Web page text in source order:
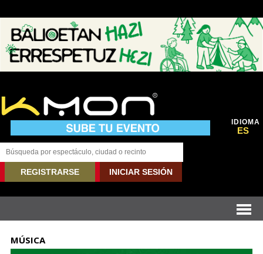
IDIOMA
ES
REGISTRARSE INICIAR SESIÓN
MÚSICA